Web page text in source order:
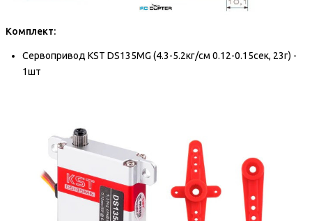
Комплект:
Сервопривод KST DS135MG (4.3-5.2кг/см 0.12-0.15сек, 23г) -
1шт